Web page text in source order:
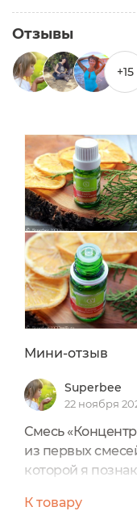
Отзывы
+15
Мини-отзыв
Superbee
22 ноября
Смесь
из первых
которой я
К товару